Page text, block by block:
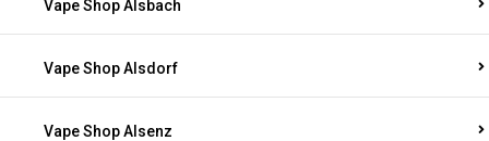
Vape Shop Alsbach
Vape Shop Alsdorf
Vape Shop Alsenz